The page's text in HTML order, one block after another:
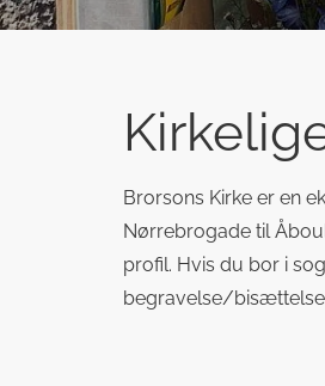
Brorsons Kirke er en
Nørrebrogade til
profil. Hvis du bor i
begravelse/